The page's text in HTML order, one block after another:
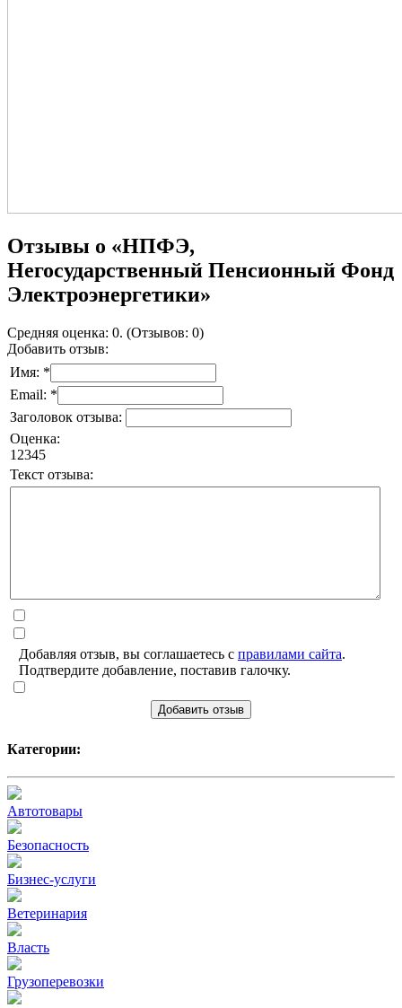
Отзывы о «НПФЭ,
Негосударственный Пенсионный Фонд
Электроэнергетики»
Средняя оценка: 0. (Отзывов: 0)
Добавить отзыв:
Имя: *
Email: *
Заголовок отзыва:
Оценка:
1 2345
Текст отзыва:
Добавляя отзыв, вы соглашаетесь с правилами сайта.
Подтвердите добавление, поставив галочку.
Добавить отзыв
Категории:
Автотовары
Безопасность
Бизнес-услуги
Ветеринария
Власть
Грузоперевозки